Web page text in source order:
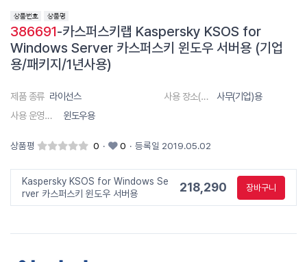
386691-카스퍼스키랩 Kaspersky KSOS for
Windows Server 카스퍼스키 윈도우 서버용 (기업
용/패키지/1년사용)
제품 종류 라이선스 사용 장소(대상)
사무(기업)용
사용 운영체제
윈도우용
상품평 0 · 0 · 등록일 2019.05.02
Kaspersky KSOS for Windows Se
rver 카스퍼스키 윈도우 서버용
218,290 장바구니